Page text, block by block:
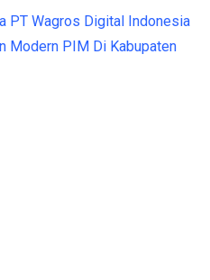
PT Wagros Digital Indonesia
Modern PIM Di Kabupaten